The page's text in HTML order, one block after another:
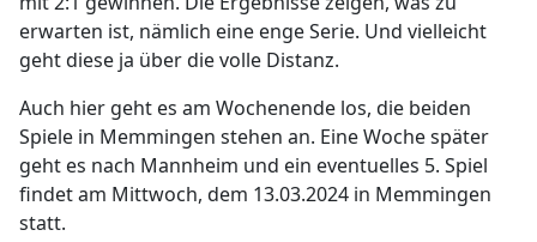
erwarten ist, nämlich eine enge Serie. Und vielleicht
geht diese ja über die volle Distanz.
Auch hier geht es am Wochenende los, die beiden
Spiele in Memmingen stehen an. Eine Woche später
geht es nach Mannheim und ein eventuelles 5. Spiel
findet am Mittwoch, dem 13.03.2024 in Memmingen
statt.